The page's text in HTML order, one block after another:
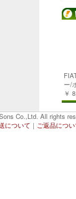
ー/
￥
Co.,Ltd. All rights
について ｜ ご返品につ